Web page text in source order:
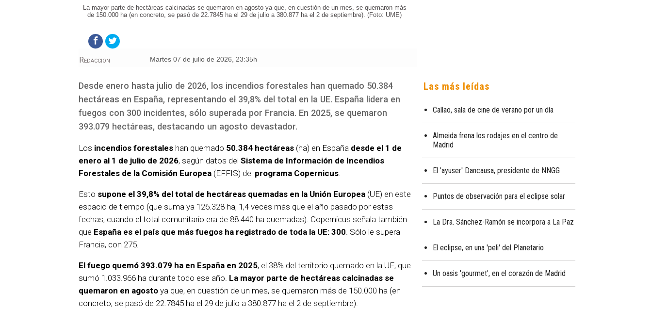
La mayor parte de hectáreas calcinadas se quemaron en agosto ya que, en cuestión de un mes, se quemaron más
de 150.000 ha (en concreto, se pasó de 22.7845 ha el 29 de julio a 380.877 ha el 2 de septiembre). (Foto: UME)
martes 07 de julio de 2026, 23:35h
Redaccion
Desde enero hasta julio de 2026, los incendios forestales han quemado 50.384
hectáreas en España, representando el 39,8% del total en la UE. España lidera en
fuegos con 300 incidentes, sólo superada por Francia. En 2025, se quemaron
393.079 hectáreas, destacando un agosto devastador.
Los incendios forestales han quemado 50.384 hectáreas (ha) en España desde el 1 de
enero al 1 de julio de 2026, según datos del Sistema de Información de Incendios
Forestales de la Comisión Europea (EFFIS) del programa Copernicus.
Esto supone el 39,8% del total de hectáreas quemadas en la Unión Europea (UE) en este
espacio de tiempo (que suma ya 126.328 ha, 1,4 veces más que el año pasado por estas
fechas, cuando el total comunitario era de 88.440 ha quemadas). Copernicus señala también
que España es el país que más fuegos ha registrado de toda la UE: 300. Sólo le supera
Francia, con 275.
El fuego quemó 393.079 ha en España en 2025, el 38% del territorio quemado en la UE, que
sumó 1.033.966 ha durante todo ese año. La mayor parte de hectáreas calcinadas se
quemaron en agosto ya que, en cuestión de un mes, se quemaron más de 150.000 ha (en
concreto, se pasó de 22.7845 ha el 29 de julio a 380.877 ha el 2 de septiembre).
Las más leídas
Callao, sala de cine de verano por un día
Almeida frena los rodajes en el centro de
Madrid
El 'ayuser' Dancausa, presidente de NNGG
Puntos de observación para el eclipse solar
La Dra. Sánchez-Ramón se incorpora a La Paz
El eclipse, en una 'peli' del Planetario
Un oasis 'gourmet', en el corazón de Madrid